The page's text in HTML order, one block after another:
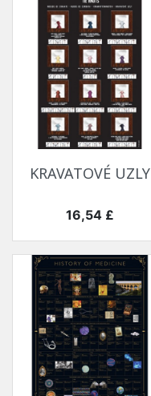
KRAVATOVÉ UZLY
Cena
16,54 £